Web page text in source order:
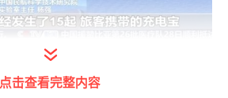
点击查看完整内容